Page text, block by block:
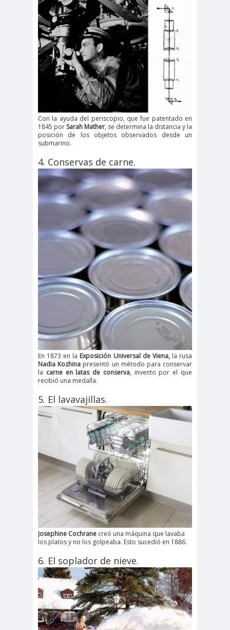
Con la ayuda del periscopio, que fue patentado en
1845 por Sarah Mather, se determina la distancia y la
posición de los objetos observados desde un
submarino.
4. Conservas de carne.
En 1873 en la Exposición Universal de Viena,la rusa
Nadia Kozhina presentó un método para conservar
la carne en latas de conserva, invento por el que
recibió una medalla.
5. El lavavajillas.
Josephine Cochrane creó una máquina que lavaba
los platos y no los golpeaba. Esto sucedió en 1886.
6. El soplador de nieve.